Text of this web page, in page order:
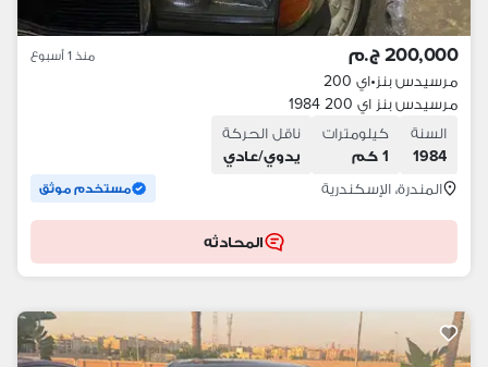
200,000 ج.م منذ 1 أسبوع
مرسيدس بنز•اي 200
مرسيدس بنز اي 200 1984
السنة
1984
كيلومترات
1 كم
ناقل الحركة
يدوي/عادي
المندرة، الإسكندرية
مستخدم موثق
المحادثه